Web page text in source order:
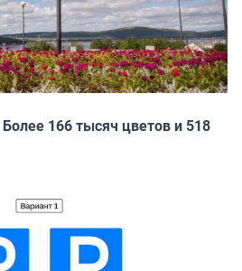
166 тысяч цветов и 518